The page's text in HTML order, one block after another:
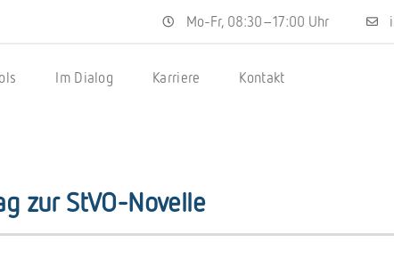
Mo-Fr, 08:30–17:00 Uhr
Im Dialog Karriere Kontakt
zur StVO-Novelle